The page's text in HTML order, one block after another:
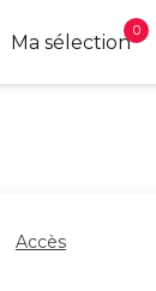
Ma sélection
0
Accès